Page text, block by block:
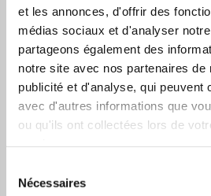
et les annonces, d'offrir des
médias sociaux et d'analyser
partageons également des
notre site avec nos partenaires de
publicité et d'analyse, qui peuvent
avec d'autres informations que
ou qu'ils ont collectées lors de
Nécessaires
vague III bien plus longue que la
possibilité à la vague V
extensions multiples), et des
formes elles aussi classiques, en
–État des lieux
Comme on peut le voir sur le